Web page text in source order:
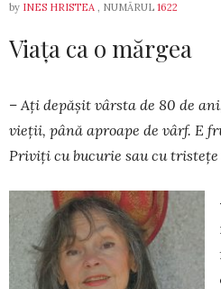
by INES HRISTEA , NUMĂRUL 1622
Viața ca o mărgea
– Aţi depăşit vârsta de 80 de
vieţii, până aproape de vârf. E
Priviţi cu bucurie sau cu